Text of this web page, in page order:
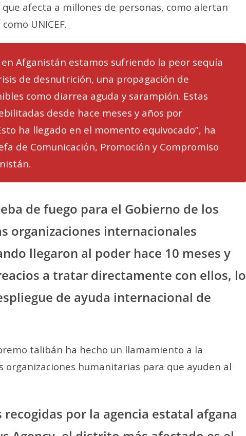
afecta a millones de personas, como alertan
UNICEF.
Afganistán estamos sufriendo la peor sequía
de desnutrición, una propagación de
como diarrea aguda y sarampión. Estas
desde hace meses y años por
ha llegado en el momento equivocado”, ha
de Comunicación, Promoción y Compromiso
de fuego para el Gobierno de los
organizaciones internacionales
llegaron al poder hace 10 meses y
a tratar directamente con ellos, lo
de ayuda internacional de
talibán ha hecho un llamamiento a la
organizaciones humanitarias para que ayuden al
por la agencia estatal afgana